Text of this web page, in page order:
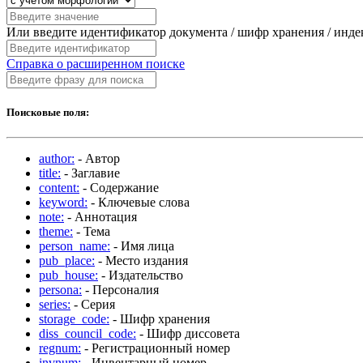
Или введите идентификатор документа / шифр хранения /
Справка о расширенном поиске
Поисковые поля:
author: - Автор
title: - Заглавие
content: - Содержание
keyword: - Ключевые слова
note: - Аннотация
theme: - Тема
person_name: - Имя лица
pub_place: - Место издания
pub_house: - Издательство
persona: - Персоналия
series: - Серия
storage_code: - Шифр хранения
diss_council_code: - Шифр диссовета
regnum: - Регистрационный номер